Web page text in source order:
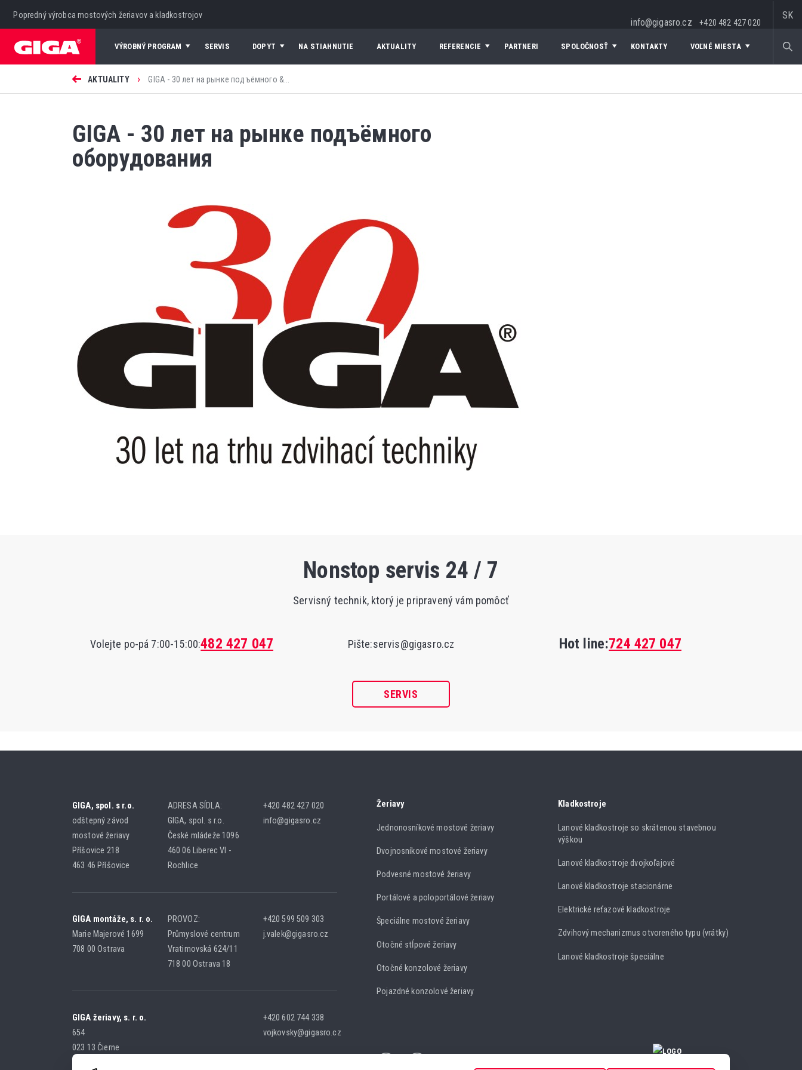
Popredný výrobca mostových žeriavov a kladkostrojov
info@gigasro.cz+420 482 427 020
SK
VÝROBNÝ PROGRAM SERVIS DOPYT NA STIAHNUTIE AKTUALITY REFERENCIE PARTNERI SPOLOČNOSŤ KONTAKTY VOĽNÉ MIESTA
AKTUALITY › GIGA - 30 лет на рынке подъёмного &...
GIGA - 30 лет на рынке подъёмного
оборудования
Nonstop servis 24 / 7
Servisný technik, ktorý je pripravený vám pomôcť
Volejte po-pá 7:00-15:00:482 427 047 Pište:servis@gigasro.cz Hot line:724 427 047
SERVIS
GIGA, spol. s r.o.
odštepný závod
mostové žeriavy
Příšovice 218
463 46 Příšovice
ADRESA SÍDLA:
GIGA, spol. s r.o.
České mládeže 1096
460 06 Liberec VI -
Rochlice
+420 482 427 020
info@gigasro.cz
GIGA montáže, s. r. o.
Marie Majerové 1699
708 00 Ostrava
PROVOZ:
Průmyslové centrum
Vratimovská 624/11
718 00 Ostrava 18
+420 599 509 303
j.valek@gigasro.cz
GIGA žeriavy, s. r. o.
654
023 13 Čierne
+420 602 744 338
vojkovsky@gigasro.cz
Žeriavy
Jednonosníkové mostové žeriavy
Dvojnosníkové mostové žeriavy
Podvesné mostové žeriavy
Portálové a poloportálové žeriavy
Špeciálne mostové žeriavy
Otočné stĺpové žeriavy
Otočné konzolové žeriavy
Pojazdné konzolové žeriavy
Kladkostroje
Lanové kladkostroje so skrátenou stavebnou
výškou
Lanové kladkostroje dvojkoľajové
Lanové kladkostroje stacionárne
Elektrické reťazové kladkostroje
Zdvihový mechanizmus otvoreného typu (vrátky)
Lanové kladkostroje špeciálne